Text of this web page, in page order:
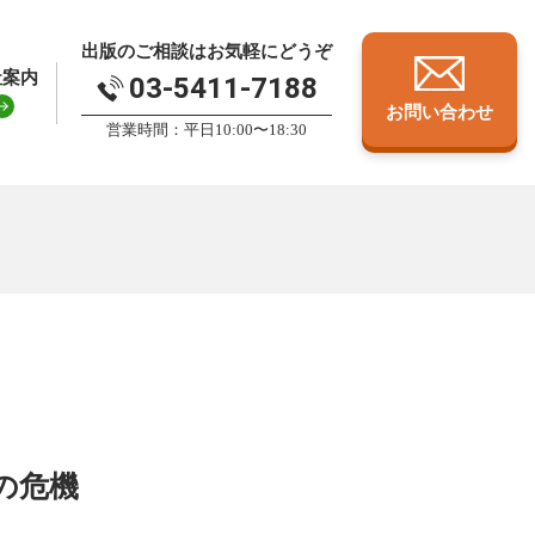
内
出版のご相談はお気軽にどうぞ
03-5411-7188
営業時間：平日10:00〜18:30
お問い合わせ
危機